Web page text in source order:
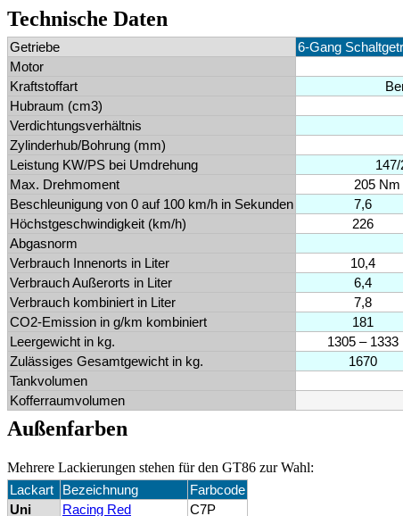
Technische Daten
Getriebe 6-Gang
Motor
Kraftstoffart
Hubraum (cm3)
Verdichtungsverhältnis
Zylinderhub/Bohrung (mm)
Leistung KW/PS bei Umdrehung
Max. Drehmoment
205
Beschleunigung von 0 auf 100 km/h in Sekunden
7,6
Höchstgeschwindigkeit (km/h)
226
Abgasnorm
Verbrauch Innenorts in Liter
10,4
Verbrauch Außerorts in Liter
6,4
Verbrauch kombiniert in Liter
7,8
CO2-Emission in g/km kombiniert
181
Leergewicht in kg.
1305 – 1333
Zulässiges Gesamtgewicht in kg.
1670
Tankvolumen
Kofferraumvolumen
Außenfarben
Mehrere Lackierungen stehen für den GT86 zur Wahl:
Lackart
Bezeichnung
Farbcode
Uni
Racing Red C7P